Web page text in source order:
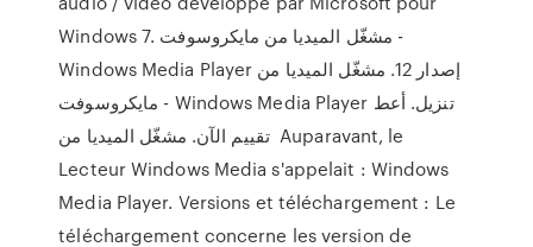
Windows 7. مشغّل الميديا من مايكروسوفت -
Windows Media Player إصدار 12. مشغّل الميديا من
مايكروسوفت - Windows Media Player تنزيل. أعط
تقييم الآن. مشغّل الميديا من Auparavant, le
Lecteur Windows Media s'appelait : Windows
Media Player. Versions et téléchargement : Le
téléchargement concerne les version de